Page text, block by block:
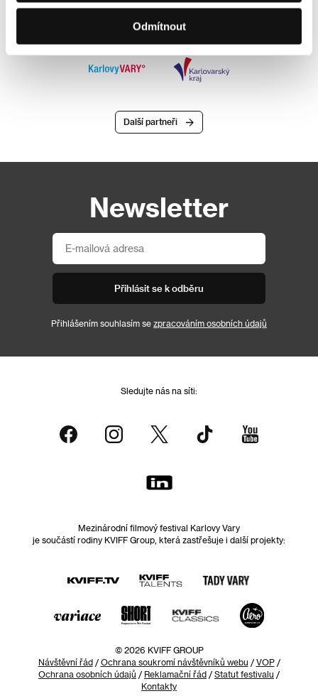
Odmítnout
Další partneři
Newsletter
Přihlásit se k odběru
Přihlášením souhlasím se zpracováním osobních údajů
Sledujte nás na síti:
Mezinárodní filmový festival Karlovy Vary
je součástí rodiny KVIFF Group, která zastřešuje i další projekty:
© 2026 KVIFF GROUP
Návštěvní řád/ Ochrana soukromí návštěvníků webu / VOP/
Ochrana osobních údajů / Reklamační řád / Statut festivalu /
Kontakty